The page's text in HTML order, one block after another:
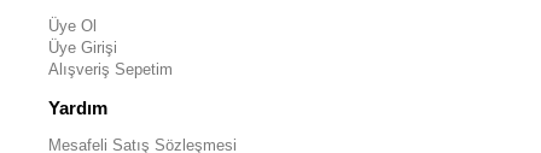
Üye Ol
Üye Girişi
Alışveriş Sepetim
Yardım
Mesafeli Satış Sözleşmesi